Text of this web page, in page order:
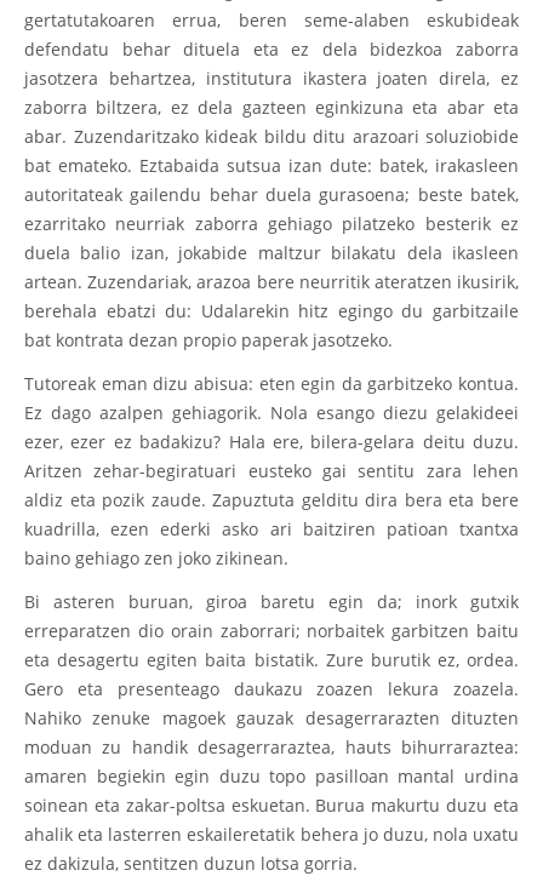
gertatutakoaren errua, beren seme-alaben eskubideak
defendatu behar dituela eta ez dela bidezkoa zaborra
jasotzera behartzea, institutura ikastera joaten direla, ez
zaborra biltzera, ez dela gazteen eginkizuna eta abar eta
abar. Zuzendaritzako kideak bildu ditu arazoari soluziobide
bat emateko. Eztabaida sutsua izan dute: batek, irakasleen
autoritateak gailendu behar duela gurasoena; beste batek,
ezarritako neurriak zaborra gehiago pilatzeko besterik ez
duela balio izan, jokabide maltzur bilakatu dela ikasleen
artean. Zuzendariak, arazoa bere neurritik ateratzen ikusirik,
berehala ebatzi du: Udalarekin hitz egingo du garbitzaile
bat kontrata dezan propio paperak jasotzeko.
Tutoreak eman dizu abisua: eten egin da garbitzeko kontua.
Ez dago azalpen gehiagorik. Nola esango diezu gelakideei
ezer, ezer ez badakizu? Hala ere, bilera-gelara deitu duzu.
Aritzen zehar-begiratuari eusteko gai sentitu zara lehen
aldiz eta pozik zaude. Zapuztuta gelditu dira bera eta bere
kuadrilla, ezen ederki asko ari baitziren patioan txantxa
baino gehiago zen joko zikinean.
Bi asteren buruan, giroa baretu egin da; inork gutxik
erreparatzen dio orain zaborrari; norbaitek garbitzen baitu
eta desagertu egiten baita bistatik. Zure burutik ez, ordea.
Gero eta presenteago daukazu zoazen lekura zoazela.
Nahiko zenuke magoek gauzak desagerrarazten dituzten
moduan zu handik desagerraraztea, hauts bihurraraztea:
amaren begiekin egin duzu topo pasilloan mantal urdina
soinean eta zakar-poltsa eskuetan. Burua makurtu duzu eta
ahalik eta lasterren eskaileretatik behera jo duzu, nola uxatu
ez dakizula, sentitzen duzun lotsa gorria.